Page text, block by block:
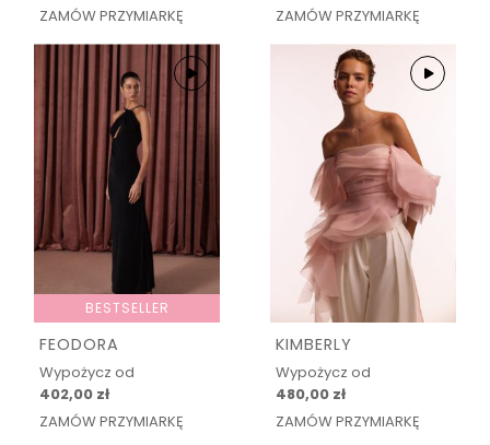
ZAMÓW PRZYMIARKĘ
ZAMÓW PRZYMIARKĘ
BESTSELLER
FEODORA
Wypożycz od
402,00 zł
ZAMÓW PRZYMIARKĘ
KIMBERLY
Wypożycz od
480,00 zł
ZAMÓW PRZYMIARKĘ